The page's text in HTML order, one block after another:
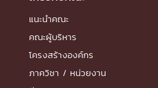
แนะนำคณะ
คณะผู้บริหาร
โครงสร้างองค์กร
ภาควิชา / หน่วยงาน